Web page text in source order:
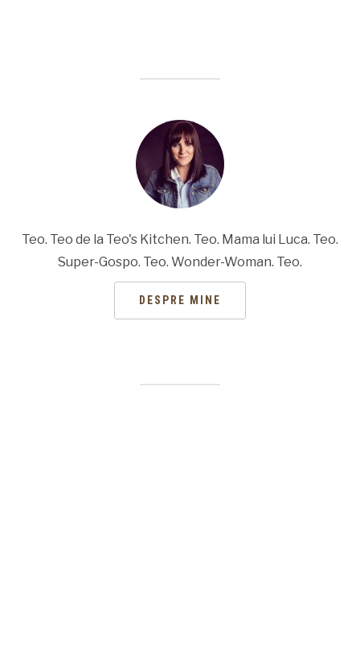
Teo. Teo de la Teo's Kitchen. Teo. Mama lui Luca. Teo.
Super-Gospo. Teo. Wonder-Woman. Teo.
DESPRE MINE